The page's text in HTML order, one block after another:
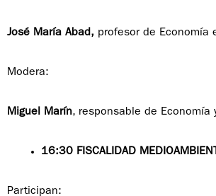
José María Abad, profesor de Economía
Modera:
Miguel Marín, responsable de Economía
16:30 FISCALIDAD
Participan: